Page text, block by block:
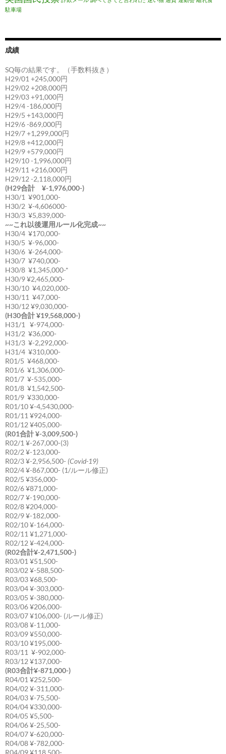
駐車場
成績
SQ毎の結果です。（手数料抜き）
H29/01 +245,000円
H29/02 +208,000円
H29/03 +91,000円
H29/4 -186,000円
H29/5 +143,000円
H29/6 -869,000円
H29/7 +1,299,000円
H29/8 +412,000円
H29/9 +579,000円
H29/10 -1,996,000円
H29/11 +216,000円
H29/12 -2,118,000円
(H29合計 ¥-1,976,000-)
H30/1 ¥901,000-
H30/2 ¥-4,606000-
H30/3 ¥5,839,000-
~~これ以後運用ルール化完成~~
H30/4 ¥170,000-
H30/5 ¥-96,000-
H30/6 ¥-264,000-
H30/7 ¥740,000-
H30/8 ¥1,345,000-*
H30/9 ¥2,465,000-
H30/10 ¥4,020,000-
H30/11 ¥47,000-
H30/12 ¥9,030,000-
(H30合計 ¥19,568,000-)
H31/1 ¥-974,000-
H31/2 ¥36,000-
H31/3 ¥-2,292,000-
H31/4 ¥310,000-
R01/5 ¥468,000-
R01/6 ¥1,306,000-
R01/7 ¥-535,000-
R01/8 ¥1,542,500-
R01/9 ¥330,000-
R01/10 ¥-4,5430,000-
R01/11 ¥924,000-
R01/12 ¥405,000-
(R01合計 ¥-3,009,500-)
R02/1 ¥-267,000-(3)
R02/2 ¥-123,000-
R02/3 ¥-2,956,500- (Covid-19)
R02/4 ¥-867,000- (1/ルール修正)
R02/5 ¥356,000-
R02/6 ¥871,000-
R02/7 ¥-190,000-
R02/8 ¥204,000-
R02/9 ¥-182,000-
R02/10 ¥-164,000-
R02/11 ¥1,271,000-
R02/12 ¥-424,000-
(R02合計¥-2,471,500-)
R03/01 ¥51,500-
R03/02 ¥-588,500-
R03/03 ¥68,500-
R03/04 ¥-303,000-
R03/05 ¥-380,000-
R03/06 ¥206,000-
R03/07 ¥106,000- (ルール修正)
R03/08 ¥-11,000-
R03/09 ¥550,000-
R03/10 ¥195,000-
R03/11 ¥-902,000-
R03/12 ¥137,000-
(R03合計¥-871,000-)
R04/01 ¥252,500-
R04/02 ¥-311,000-
R04/03 ¥-75,500-
R04/04 ¥330,000-
R04/05 ¥5,500-
R04/06 ¥-25,500-
R04/07 ¥-620,000-
R04/08 ¥-782,000-